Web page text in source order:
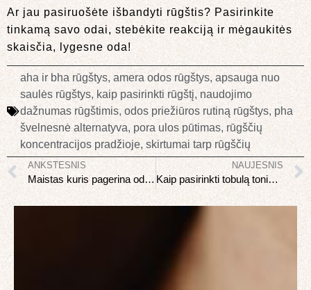
Ar jau pasiruošėte išbandyti rūgštis? Pasirinkite
tinkamą savo odai, stebėkite reakciją ir mėgaukitės
skaisčia, lygesne oda!
aha ir bha rūgštys, amera odos rūgštys, apsauga nuo
saulės rūgštys, kaip pasirinkti rūgštį, naudojimo
dažnumas rūgštimis, odos priežiūros rutiną rūgštys, pha
švelnesnė alternatyva, pora ulos pūtimas, rūgščių
koncentracijos pradžioje, skirtumai tarp rūgščių
ANKSTESNIS
Maistas kuris pagerina odos būklę: gražink odą iš vidaus
NAUJESNIS
Kaip pasirinkti tobulą toninio pagrindo atspalvį